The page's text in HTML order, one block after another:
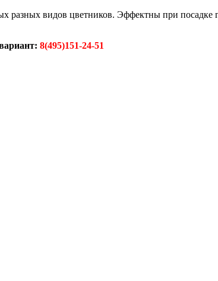
разных видов цветников. Эффектны при посадке
8(495)151-24-51